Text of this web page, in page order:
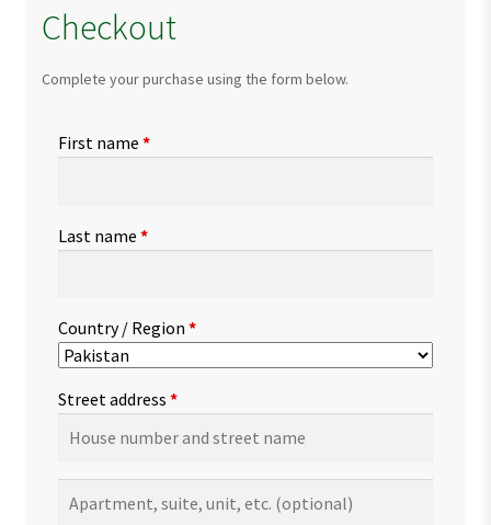
Checkout
Complete your purchase using the form below.
First name *
Last name *
Country / Region *
Street address *
suite,